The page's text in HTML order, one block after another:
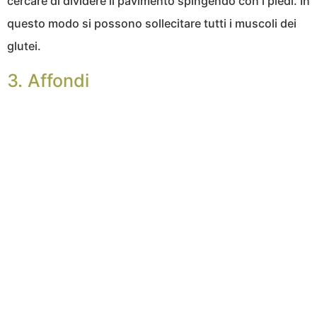
questo modo si possono sollecitare tutti i muscoli dei
glutei.
3. Affondi